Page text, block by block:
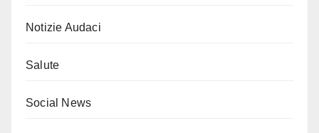
Notizie Audaci
Salute
Social News